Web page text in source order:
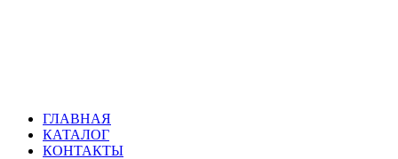
ГЛАВНАЯ
КАТАЛОГ
КОНТАКТЫ